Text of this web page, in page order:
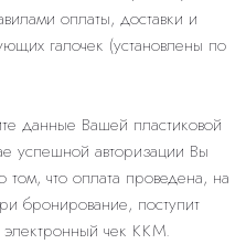
оплаты, доставки и
галочек (установлены по
данные Вашей пластиковой
успешной авторизации Вы
том, что оплата проведена, на
бронирование, поступит
чек ККМ.